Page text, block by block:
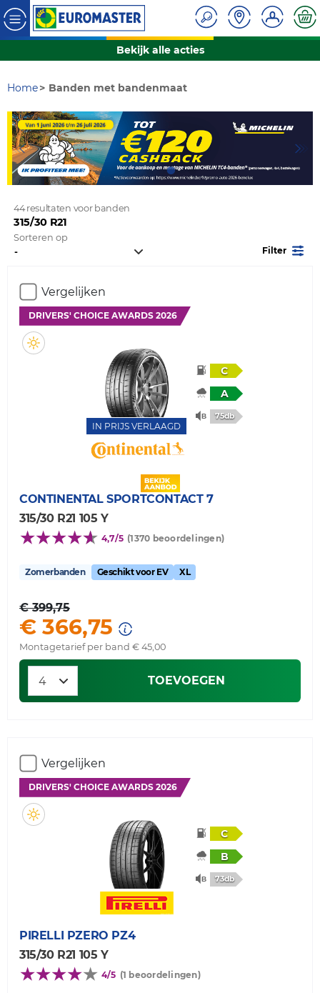
Bekijk alle acties
Home Banden met bandenmaat
44 resultaten voor banden
315/30 R21
Sorteren op
Filter
Vergelijken
DRIVERS' CHOICE AWARDS 2026
IN PRIJS VERLAAGD
C
A
75db
CONTINENTAL SPORTCONTACT 7
315/30 R21 105 Y
4,7/5 (1370 beoordelingen)
Zomerbanden Geschikt voor EV XL
€ 399,75
€ 366,75
Montagetarief per band € 45,00
TOEVOEGEN
Vergelijken
DRIVERS' CHOICE AWARDS 2026
C
B
73db
PIRELLI PZERO PZ4
315/30 R21 105 Y
4/5 (1 beoordelingen)